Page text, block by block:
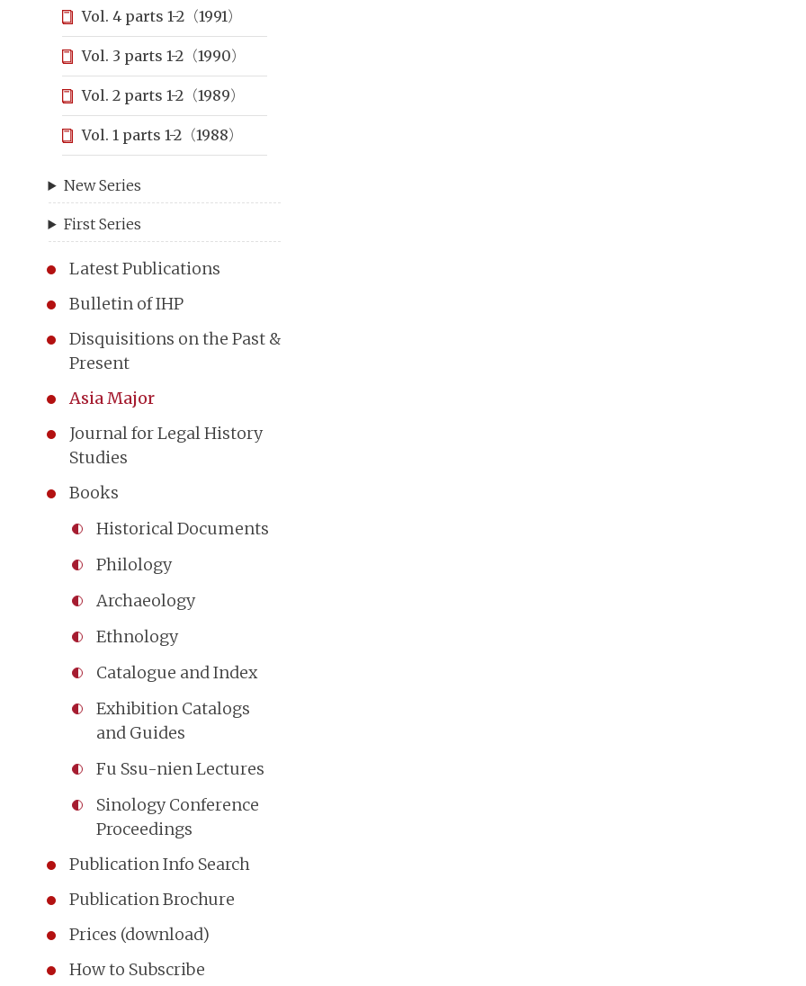
Vol. 4 parts 1-2（1991）
Vol. 3 parts 1-2（1990）
Vol. 2 parts 1-2（1989）
Vol. 1 parts 1-2（1988）
New Series
First Series
Latest Publications
Bulletin of IHP
Disquisitions on the Past &
Present
Asia Major
Journal for Legal History
Studies
Books
Historical Documents
Philology
Archaeology
Ethnology
Catalogue and Index
Exhibition Catalogs
and Guides
Fu Ssu-nien Lectures
Sinology Conference
Proceedings
Publication Info Search
Publication Brochure
Prices (download)
How to Subscribe